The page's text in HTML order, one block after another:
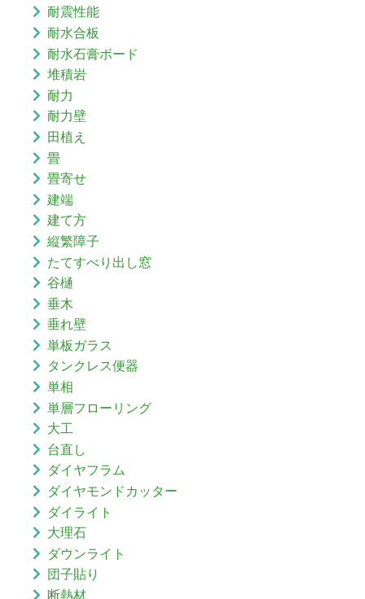
耐震性能
耐水合板
耐水石膏ボード
堆積岩
耐力
耐力壁
田植え
畳
畳寄せ
建端
建て方
縦繁障子
たてすべり出し窓
谷樋
垂木
垂れ壁
単板ガラス
タンクレス便器
単相
単層フローリング
大工
台直し
ダイヤフラム
ダイヤモンドカッター
ダイライト
大理石
ダウンライト
団子貼り
断熱材